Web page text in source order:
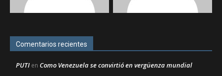
Comentarios recientes
PUTI en Como Venezuela se convirtió en vergüenza mundial